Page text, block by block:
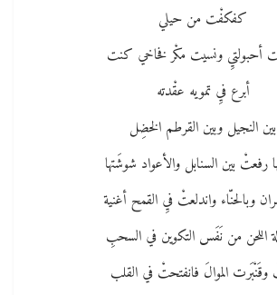
كفكفْت من حيلي
أحبولتيِ‮ ‬ونسيت مكْر فخاخي‮ ‬كنت
أبرع فيِ‮ ‬تمويه عقْدته
بين النجيل وبين القرطم الخضِل
رفعتْ‮ ‬بين السنابل والأعواد شوشَتها
وبالحنّاء واندلعتْ‮ ‬فيِ‮ ‬القمح أغنية
اللحن من نَفَس التكوين في السحبِ
الموالَ‮ ‬فانفتحتْ‮ ‬في القلب